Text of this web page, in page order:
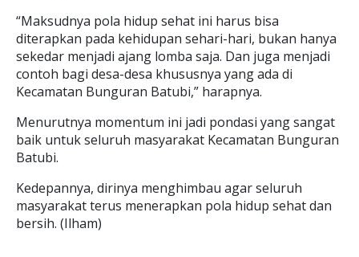
“Maksudnya pola hidup sehat ini harus bisa
diterapkan pada kehidupan sehari-hari, bukan hanya
sekedar menjadi ajang lomba saja. Dan juga menjadi
contoh bagi desa-desa khususnya yang ada di
Kecamatan Bunguran Batubi,” harapnya.
Menurutnya momentum ini jadi pondasi yang sangat
baik untuk seluruh masyarakat Kecamatan Bunguran
Batubi.
Kedepannya, dirinya menghimbau agar seluruh
masyarakat terus menerapkan pola hidup sehat dan
bersih. (Ilham)